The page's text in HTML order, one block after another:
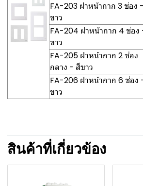
FA-203 ฝาหน้ากาก 3 ช่อง
ขาว
FA-204 ฝาหน้ากาก 4 ช่อง
ขาว
FA-205 ฝาหน้ากาก 2 ช่อง
กลาง - สีขาว
FA-206 ฝาหน้ากาก 6 ช่อง
ขาว
สินค้าที่เกี่ยวข้อง